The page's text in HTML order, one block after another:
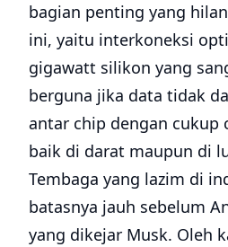
bagian penting yang
ini, yaitu interkoneksi
gigawatt silikon yang
berguna jika data tidak
antar chip dengan cukup
baik di darat maupun di
Tembaga yang lazim di
batasnya jauh sebelum
yang dikejar Musk. Oleh